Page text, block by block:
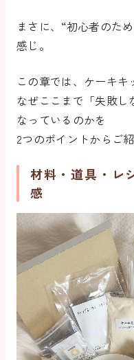
まさに、“初心者のた
感じ。
この章では、ケーキキ
なぜここまで「失敗
なっているのかを
2つのポイントからご
材料・道具・レ
感